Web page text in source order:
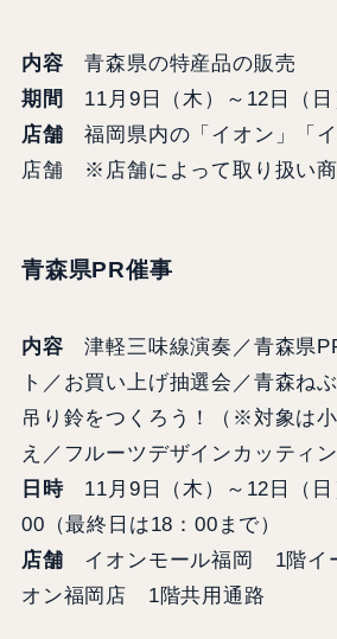
内容 青森県の特産品の販売
期間
11月9日（木）～12日（日
店舗 福岡県内の「イオン」「
店舗 ※店舗によって取り扱い商
青森県PR催事
内容 津軽三味線演奏／青森県
ト／お買い上げ抽選会／青森ね
吊り鈴をつくろう！（※対象は
え／フルーツデザインカッティ
日時11月9日（木）～12日（日
00（最終日は18：00まで）
店舗 イオンモール福岡 1階イ
オン福岡店 1階共用通路